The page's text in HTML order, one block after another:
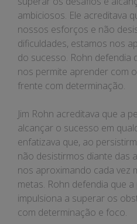
ambiciosos. Ele acreditava
nossos esforços e não
dificuldades, estamos nos
do sucesso. Rohn defendia
nos permite aprender com
frente com determinação.
Jim Rohn acreditava que a
alcançar o sucesso em
enfatizava que, ao
não desistirmos diante das
nos aproximando cada vez
metas. Rohn defendia que
impulsiona a superar os
com determinação e foco.